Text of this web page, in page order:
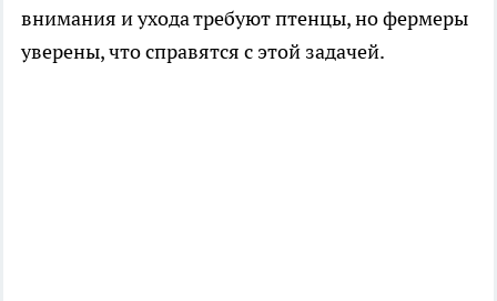
внимания и ухода требуют птенцы, но фермеры
уверены, что справятся с этой задачей.